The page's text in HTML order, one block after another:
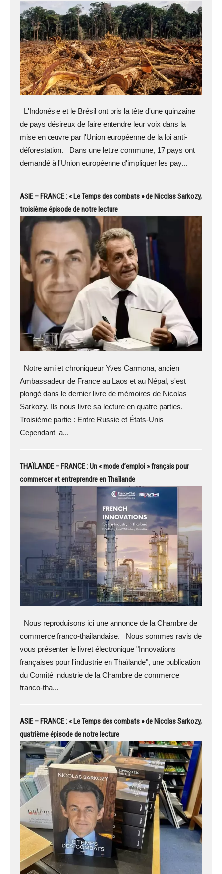
L'Indonésie et le Brésil ont pris la tête d'une quinzaine
de pays désireux de faire entendre leur voix dans la
mise en œuvre par l'Union européenne de la loi anti-
déforestation. Dans une lettre commune, 17 pays ont
demandé à l'Union européenne d'impliquer les pay...
ASIE – FRANCE : « Le Temps des combats » de Nicolas Sarkozy,
troisième épisode de notre lecture
Notre ami et chroniqueur Yves Carmona, ancien
Ambassadeur de France au Laos et au Népal, s'est
plongé dans le dernier livre de mémoires de Nicolas
Sarkozy. Ils nous livre sa lecture en quatre parties.
Troisième partie : Entre Russie et États-Unis
Cependant, a...
THAÏLANDE – FRANCE : Un « mode d’emploi » français pour
commercer et entreprendre en Thaïlande
Nous reproduisons ici une annonce de la Chambre de
commerce franco-thailandaise. Nous sommes ravis de
vous présenter le livret électronique "Innovations
françaises pour l'industrie en Thaïlande", une publication
du Comité Industrie de la Chambre de commerce
franco-tha...
ASIE – FRANCE : « Le Temps des combats » de Nicolas Sarkozy,
quatrième épisode de notre lecture